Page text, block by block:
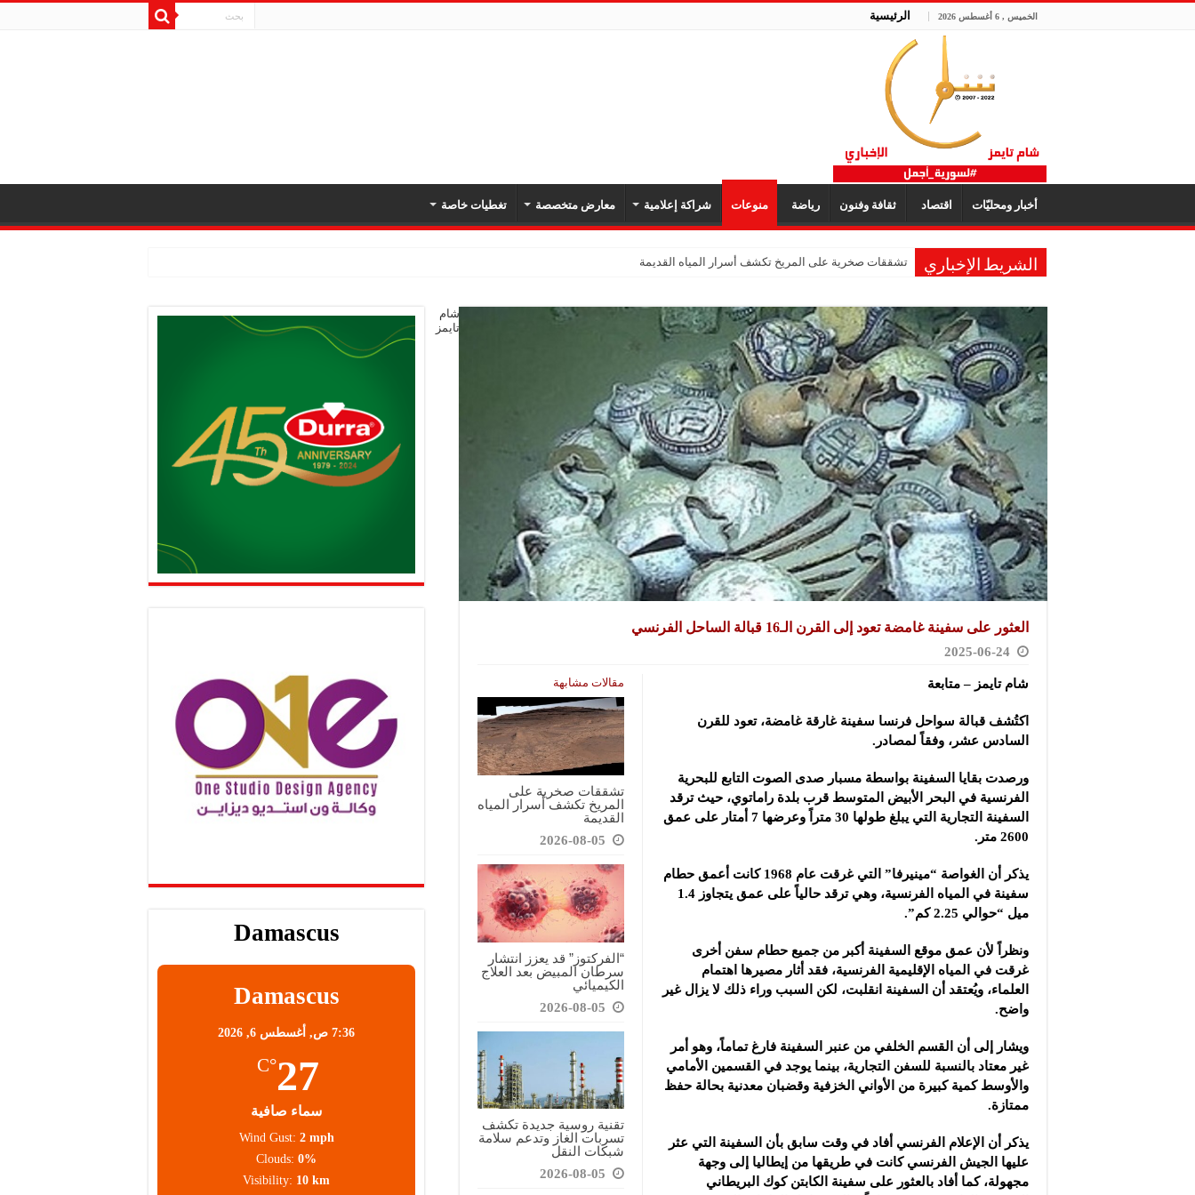
الخميس , 6 أغسطس 2026 الرئيسية
أخبار ومحليّات اقتصاد ثقافة وفنون رياضة منوعات شراكة إعلامية معارض متخصصة تغطيات خاصة
الشريط الإخباري تشققات صخرية على المريخ تكشف أسرار المياه القديمة
العثور على سفينة غامضة تعود إلى القرن الـ16 قبالة الساحل الفرنسي
2025-06-24
مقالات مشابهة
تشققات صخرية على
المريخ تكشف أسرار المياه
القديمة
2026-08-05
“الفركتوز” قد يعزز انتشار
سرطان المبيض بعد العلاج
الكيميائي
2026-08-05
تقنية روسية جديدة تكشف
تسربات الغاز وتدعم سلامة
شبكات النقل
2026-08-05
شام تايمز – متابعة
اكتُشف قبالة سواحل فرنسا سفينة غارقة غامضة، تعود للقرن
السادس عشر، وفقاً لمصادر.
ورصدت بقايا السفينة بواسطة مسبار صدى الصوت التابع للبحرية
الفرنسية في البحر الأبيض المتوسط قرب بلدة راماتوي، حيث ترقد
السفينة التجارية التي يبلغ طولها 30 متراً وعرضها 7 أمتار على عمق
2600 متر.
يذكر أن الغواصة “مينيرفا” التي غرقت عام 1968 كانت أعمق حطام
سفينة في المياه الفرنسية، وهي ترقد حالياً على عمق يتجاوز 1.4
ميل “حوالي 2.25 كم”.
ونظراً لأن عمق موقع السفينة أكبر من جميع حطام سفن أخرى
غرقت في المياه الإقليمية الفرنسية، فقد أثار مصيرها اهتمام
العلماء، ويُعتقد أن السفينة انقلبت، لكن السبب وراء ذلك لا يزال غير
واضح.
ويشار إلى أن القسم الخلفي من عنبر السفينة فارغ تماماً، وهو أمر
غير معتاد بالنسبة للسفن التجارية، بينما يوجد في القسمين الأمامي
والأوسط كمية كبيرة من الأواني الخزفية وقضبان معدنية بحالة حفظ
ممتازة.
يذكر أن الإعلام الفرنسي أفاد في وقت سابق بأن السفينة التي عثر
عليها الجيش الفرنسي كانت في طريقها من إيطاليا إلى وجهة
مجهولة، كما أفاد بالعثور على سفينة الكابتن كوك البريطاني
Damascus
Damascus
7:36 ص, أغسطس 6, 2026
27
°C
سماء صافية
Wind Gust: 2 mph
Clouds: 0%
Visibility: 10 km
شام
تايمز